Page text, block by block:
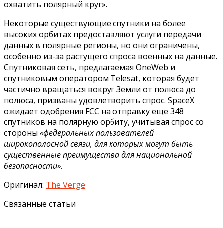
охватить полярный круг».
Некоторые существующие спутники на более
высоких орбитах предоставляют услуги передачи
данных в полярные регионы, но они ограничены,
особенно из-за растущего спроса военных на данные.
Спутниковая сеть, предлагаемая OneWeb и
спутниковым оператором Telesat, которая будет
частично вращаться вокруг Земли от полюса до
полюса, призваны удовлетворить спрос. SpaceX
ожидает одобрения FCC на отправку еще 348
спутников на полярную орбиту, учитывая спрос со
стороны «федеральных пользователей
широкополосной связи, для которых могут быть
существенные преимущества для национальной
безопасности».
Оригинал: The Verge
Связанные статьи